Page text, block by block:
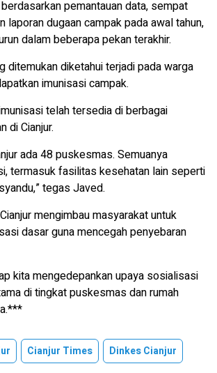
pemantauan data, sempat
laporan dugaan campak pada awal tahun,
dalam beberapa pekan terakhir.
ditemukan diketahui terjadi pada warga
imunisasi campak.
telah tersedia di berbagai
di Cianjur.
ada 48 puskesmas. Semuanya
termasuk fasilitas kesehatan lain seperti
tegas Javed.
mengimbau masyarakat untuk
dasar guna mencegah penyebaran
kita mengedepankan upaya sosialisasi
di tingkat puskesmas dan rumah
Cianjur Times Dinkes Cianjur